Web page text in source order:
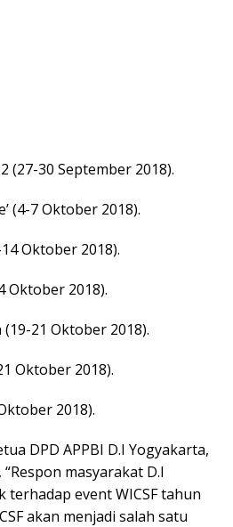
(27-30 September 2018).
(4-7 Oktober 2018).
Oktober 2018).
Oktober 2018).
21 Oktober 2018).
Oktober 2018).
2018).
DPD APPBI D.I Yogyakarta,
masyarakat D.I
terhadap event WICSF tahun
akan menjadi salah satu